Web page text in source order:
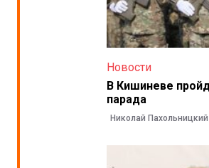
Новости
В Кишиневе
парада
Николай Пахольницкий